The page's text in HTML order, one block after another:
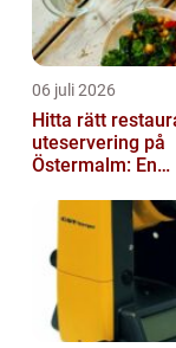
06 juli 2026
Hitta rätt
uteservering på
Östermalm: En
i solen